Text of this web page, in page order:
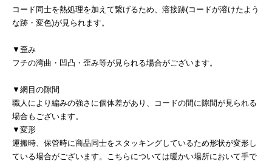
コード同士を熱処理を加えて繋げるため、溶接跡(コードが溶けたよう
な跡・変色)が見られます。
▼歪み
フチの湾曲・凹凸・歪み等が見られる場合がございます。
▼網目の隙間
職人により編みの強さに個体差があり、コードの間に隙間が見られる
場合もございます。
▼変形
運搬時、保管時に商品同士をスタッキングしているため形状が変形し
ている場合がございます。こちらについては暖かい場所において手で